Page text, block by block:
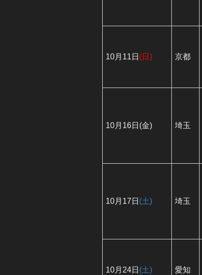
10月11日 (日) 京都
10月16日(金) 埼玉
10月17日 (土) 埼玉
10月24日 (土) 愛知